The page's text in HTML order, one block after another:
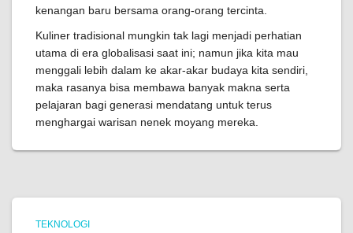
kenangan baru bersama orang-orang tercinta.
Kuliner tradisional mungkin tak lagi menjadi perhatian
utama di era globalisasi saat ini; namun jika kita mau
menggali lebih dalam ke akar-akar budaya kita sendiri,
maka rasanya bisa membawa banyak makna serta
pelajaran bagi generasi mendatang untuk terus
menghargai warisan nenek moyang mereka.
TEKNOLOGI